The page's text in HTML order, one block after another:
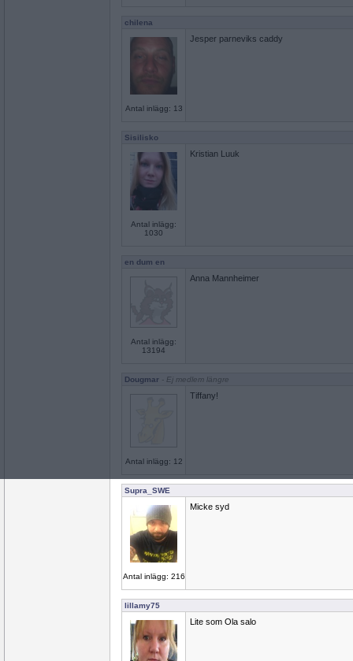
chilena
Antal inlägg: 13
Jesper parneviks caddy
Sisilisko
Antal inlägg:
1030
Kristian Luuk
en dum en
Antal inlägg:
13194
Anna Mannheimer
Dougmar - Ej medlem längre
Antal inlägg: 12
Tiffany!
Supra_SWE
Antal inlägg: 216
Micke syd
lillamy75
Lite som Ola salo